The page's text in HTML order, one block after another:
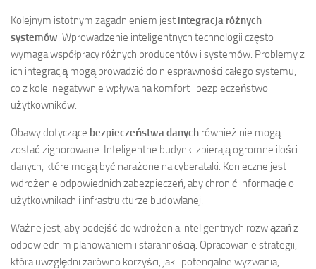
Kolejnym istotnym zagadnieniem jest integracja różnych
systemów. Wprowadzenie inteligentnych technologii często
wymaga współpracy różnych producentów i systemów. Problemy z
ich integracją mogą prowadzić do niesprawności całego systemu,
co z kolei negatywnie wpływa na komfort i bezpieczeństwo
użytkowników.
Obawy dotyczące bezpieczeństwa danych również nie mogą
zostać zignorowane. Inteligentne budynki zbierają ogromne ilości
danych, które mogą być narażone na cyberataki. Konieczne jest
wdrożenie odpowiednich zabezpieczeń, aby chronić informacje o
użytkownikach i infrastrukturze budowlanej.
Ważne jest, aby podejść do wdrożenia inteligentnych rozwiązań z
odpowiednim planowaniem i starannością. Opracowanie strategii,
która uwzględni zarówno korzyści, jak i potencjalne wyzwania,